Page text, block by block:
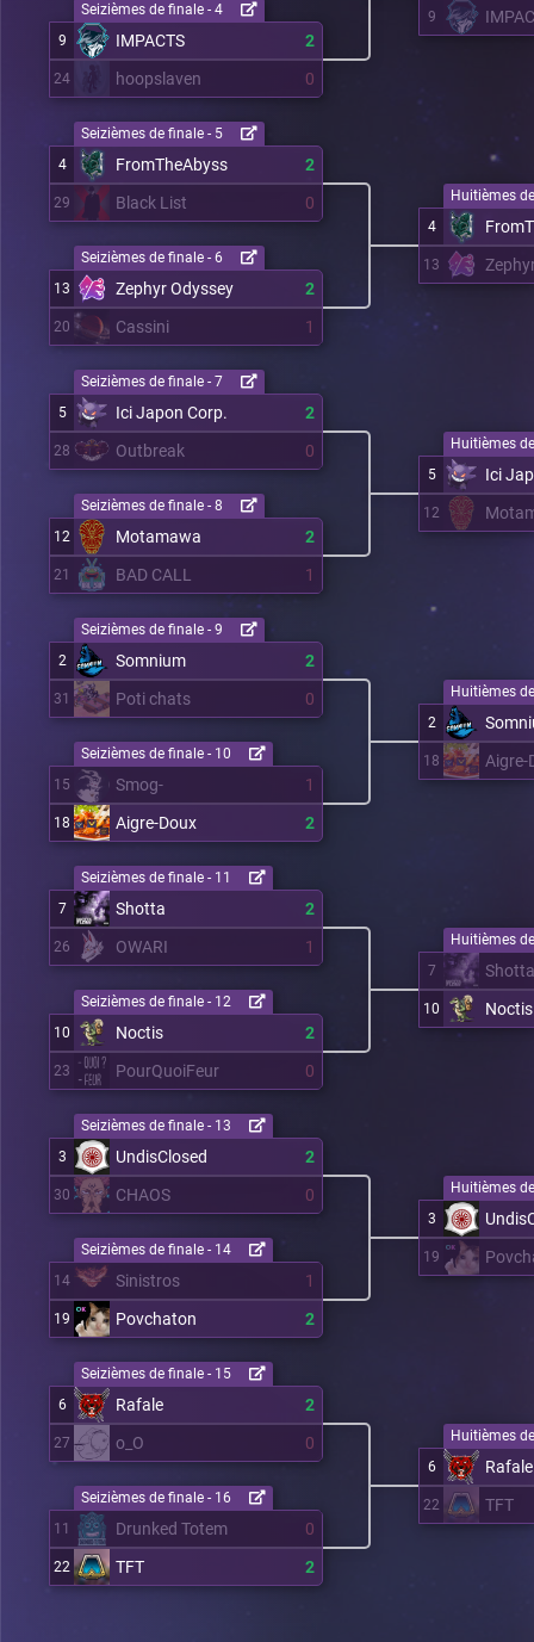
9 IMPACTS 2
24 hoopslaven 0
Seizièmes de finale - 4
4 FromTheAbyss 2
29 Black List 0
Seizièmes de finale - 5
13 Zephyr Odyssey 2
20 Cassini 1
Seizièmes de finale - 6
5 Ici Japon Corp. 2
28 Outbreak 0
Seizièmes de finale - 7
12 Motamawa 2
21 BAD CALL 1
Seizièmes de finale - 8
2 Somnium 2
31 Poti chats 0
Seizièmes de finale - 9
15 Smog- 1
18 Aigre-Doux 2
Seizièmes de finale - 10
7 Shotta 2
26 OWARI 1
Seizièmes de finale - 11
10 Noctis 2
23 PourQuoiFeur 0
Seizièmes de finale - 12
3 UndisClosed 2
30 CHAOS 0
Seizièmes de finale - 13
14 Sinistros 1
19 Povchaton 2
Seizièmes de finale - 14
6 Rafale 2
27 o_O 0
Seizièmes de finale - 15
11 Drunked Totem 0
22 TFT 2
Seizièmes de finale - 16
9
4
13
Huitièmes
5 Ici
12
Huitièmes
2
18 Aigre-
Huitièmes
7 Shotta
10 Noctis
Huitièmes
3
19
Huitièmes
6 Rafale
22 TFT
Huitièmes